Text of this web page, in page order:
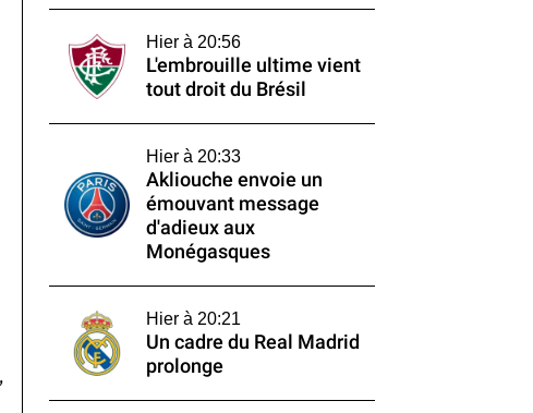
,
Hier à 20:56
L'embrouille ultime vient
tout droit du Brésil
Hier à 20:33
Akliouche envoie un
émouvant message
d'adieux aux
Monégasques
Hier à 20:21
Un cadre du Real Madrid
prolonge